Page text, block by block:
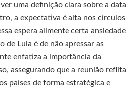
uma definição clara sobre a data
a expectativa é alta nos círculos
espera alimente certa ansiedade
de Lula é de não apressar as
enfatiza a importância da
assegurando que a reunião reflita
países de forma estratégica e